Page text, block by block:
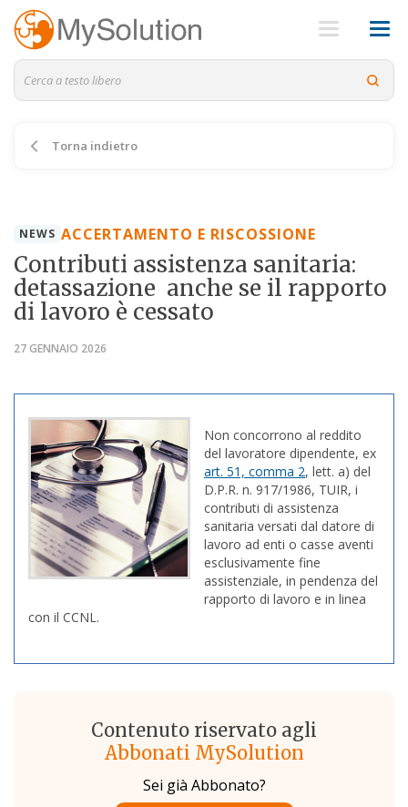
Torna indietro
NEWS ACCERTAMENTO E RISCOSSIONE
Contributi assistenza sanitaria:
detassazione anche se il rapporto
di lavoro è cessato
27 GENNAIO 2026
Non concorrono al reddito
del lavoratore dipendente, ex
art. 51, comma 2, lett. a) del
D.P.R. n. 917/1986, TUIR, i
contributi di assistenza
sanitaria versati dal datore di
lavoro ad enti o casse aventi
esclusivamente fine
assistenziale, in pendenza del
rapporto di lavoro e in linea
con il CCNL.
Contenuto riservato agli
Abbonati MySolution
Sei già Abbonato?